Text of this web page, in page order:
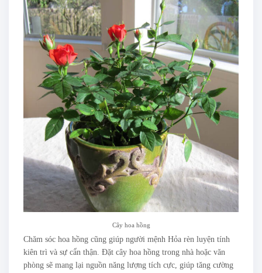
Cây hoa hồng
Chăm sóc hoa hồng cũng giúp người mệnh Hỏa rèn luyện tính
kiên trì và sự cẩn thận. Đặt cây hoa hồng trong nhà hoặc văn
phòng sẽ mang lại nguồn năng lượng tích cực, giúp tăng cường